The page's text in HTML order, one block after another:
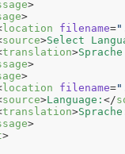
>
>
location filename=
source>Select
translation>
>
>
location filename=
source>Language:</
translation>
>
>